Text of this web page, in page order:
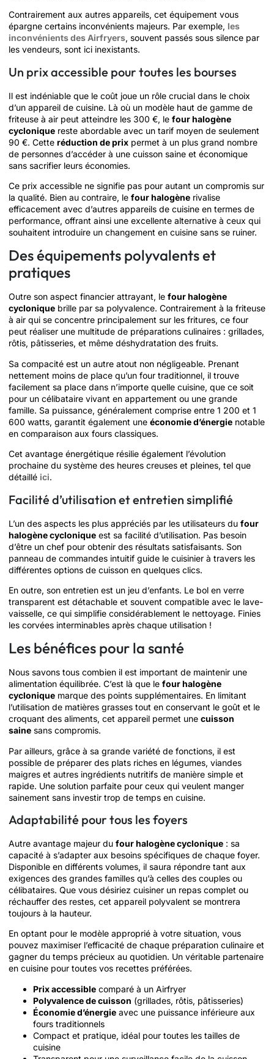
Contrairement aux autres appareils, cet équipement vous
épargne certains inconvénients majeurs. Par exemple, les
inconvénients des Airfryers, souvent passés sous silence par
les vendeurs, sont ici inexistants.
Un prix accessible pour toutes les bourses
Il est indéniable que le coût joue un rôle crucial dans le choix
d’un appareil de cuisine. Là où un modèle haut de gamme de
friteuse à air peut atteindre les 300 €, le four halogène
cyclonique reste abordable avec un tarif moyen de seulement
90 €. Cette réduction de prix permet à un plus grand nombre
de personnes d’accéder à une cuisson saine et économique
sans sacrifier leurs économies.
Ce prix accessible ne signifie pas pour autant un compromis sur
la qualité. Bien au contraire, le four halogène rivalise
efficacement avec d’autres appareils de cuisine en termes de
performance, offrant ainsi une excellente alternative à ceux qui
souhaitent introduire un changement en cuisine sans se ruiner.
Des équipements polyvalents et
pratiques
Outre son aspect financier attrayant, le four halogène
cyclonique brille par sa polyvalence. Contrairement à la friteuse
à air qui se concentre principalement sur les fritures, ce four
peut réaliser une multitude de préparations culinaires : grillades,
rôtis, pâtisseries, et même déshydratation des fruits.
Sa compacité est un autre atout non négligeable. Prenant
nettement moins de place qu’un four traditionnel, il trouve
facilement sa place dans n’importe quelle cuisine, que ce soit
pour un célibataire vivant en appartement ou une grande
famille. Sa puissance, généralement comprise entre 1 200 et 1
600 watts, garantit également une économie d’énergie notable
en comparaison aux fours classiques.
Cet avantage énergétique résilie également l’évolution
prochaine du système des heures creuses et pleines, tel que
détaillé ici.
Facilité d’utilisation et entretien simplifié
L’un des aspects les plus appréciés par les utilisateurs du four
halogène cyclonique est sa facilité d’utilisation. Pas besoin
d’être un chef pour obtenir des résultats satisfaisants. Son
panneau de commandes intuitif guide le cuisinier à travers les
différentes options de cuisson en quelques clics.
En outre, son entretien est un jeu d’enfants. Le bol en verre
transparent est détachable et souvent compatible avec le lave-
vaisselle, ce qui simplifie considérablement le nettoyage. Finies
les corvées interminables après chaque utilisation !
Les bénéfices pour la santé
Nous savons tous combien il est important de maintenir une
alimentation équilibrée. C’est là que le four halogène
cyclonique marque des points supplémentaires. En limitant
l’utilisation de matières grasses tout en conservant le goût et le
croquant des aliments, cet appareil permet une cuisson
saine sans compromis.
Par ailleurs, grâce à sa grande variété de fonctions, il est
possible de préparer des plats riches en légumes, viandes
maigres et autres ingrédients nutritifs de manière simple et
rapide. Une solution parfaite pour ceux qui veulent manger
sainement sans investir trop de temps en cuisine.
Adaptabilité pour tous les foyers
Autre avantage majeur du four halogène cyclonique : sa
capacité à s’adapter aux besoins spécifiques de chaque foyer.
Disponible en différents volumes, il saura répondre tant aux
exigences des grandes familles qu’à celles des couples ou
célibataires. Que vous désiriez cuisiner un repas complet ou
réchauffer des restes, cet appareil polyvalent se montrera
toujours à la hauteur.
En optant pour le modèle approprié à votre situation, vous
pouvez maximiser l’efficacité de chaque préparation culinaire et
gagner du temps précieux au quotidien. Un véritable partenaire
en cuisine pour toutes vos recettes préférées.
Prix accessible comparé à un Airfryer
Polyvalence de cuisson (grillades, rôtis, pâtisseries)
Économie d’énergie avec une puissance inférieure aux
fours traditionnels
Compact et pratique, idéal pour toutes les tailles de
cuisine